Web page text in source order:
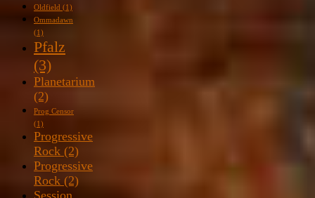
Oldfield (1)
Ommadawn
(1)
Pfalz
(3)
Planetarium
(2)
Prog Censor
(1)
Progressive
Rock (2)
Progressive
Rock (2)
Session